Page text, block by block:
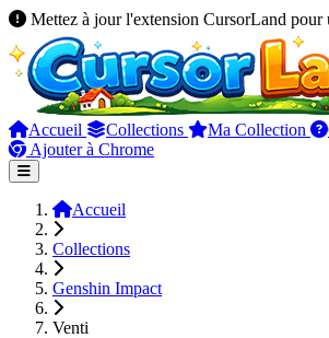
Mettez à jour l'extension CursorLand pour
Accueil Collections Ma Collection
Ajouter à Chrome
Accueil
Collections
Genshin Impact
Venti